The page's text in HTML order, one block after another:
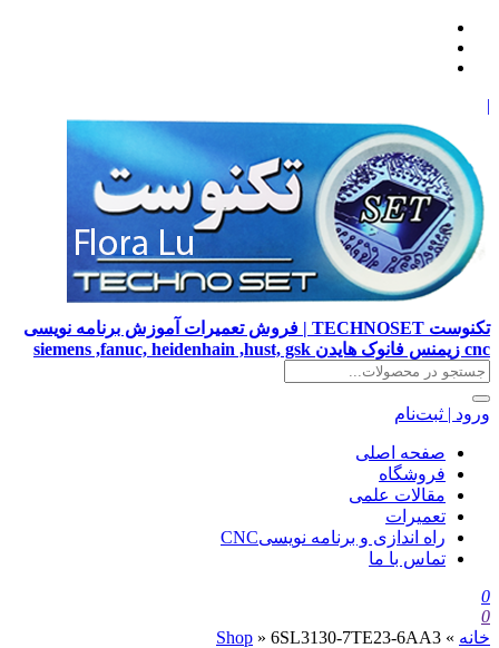
|
تکنوست TECHNOSET | فروش تعمیرات آموزش برنامه نویسی
cnc زیمنس فانوک هایدن siemens ,fanuc, heidenhain ,hust, gsk
ورود | ثبت‌نام
صفحه اصلی
فروشگاه
مقالات علمی
تعمیرات
راه اندازی و برنامه نویسیCNC
تماس با ما
0
0
خانه »
Shop » 6SL3130-7TE23-6AA3